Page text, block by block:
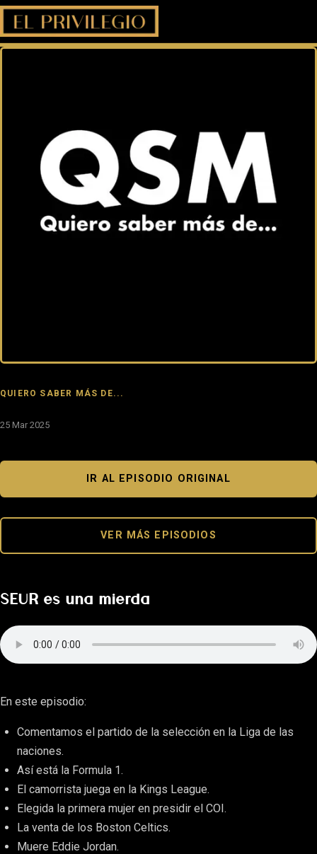
QUIERO SABER MÁS DE...
25 Mar 2025
IR AL EPISODIO ORIGINAL
VER MÁS EPISODIOS
SEUR es una mierda
En este episodio:
Comentamos el partido de la selección en la Liga de las
naciones.
Así está la Formula 1.
El camorrista juega en la Kings League.
Elegida la primera mujer en presidir el COI.
La venta de los Boston Celtics.
Muere Eddie Jordan.